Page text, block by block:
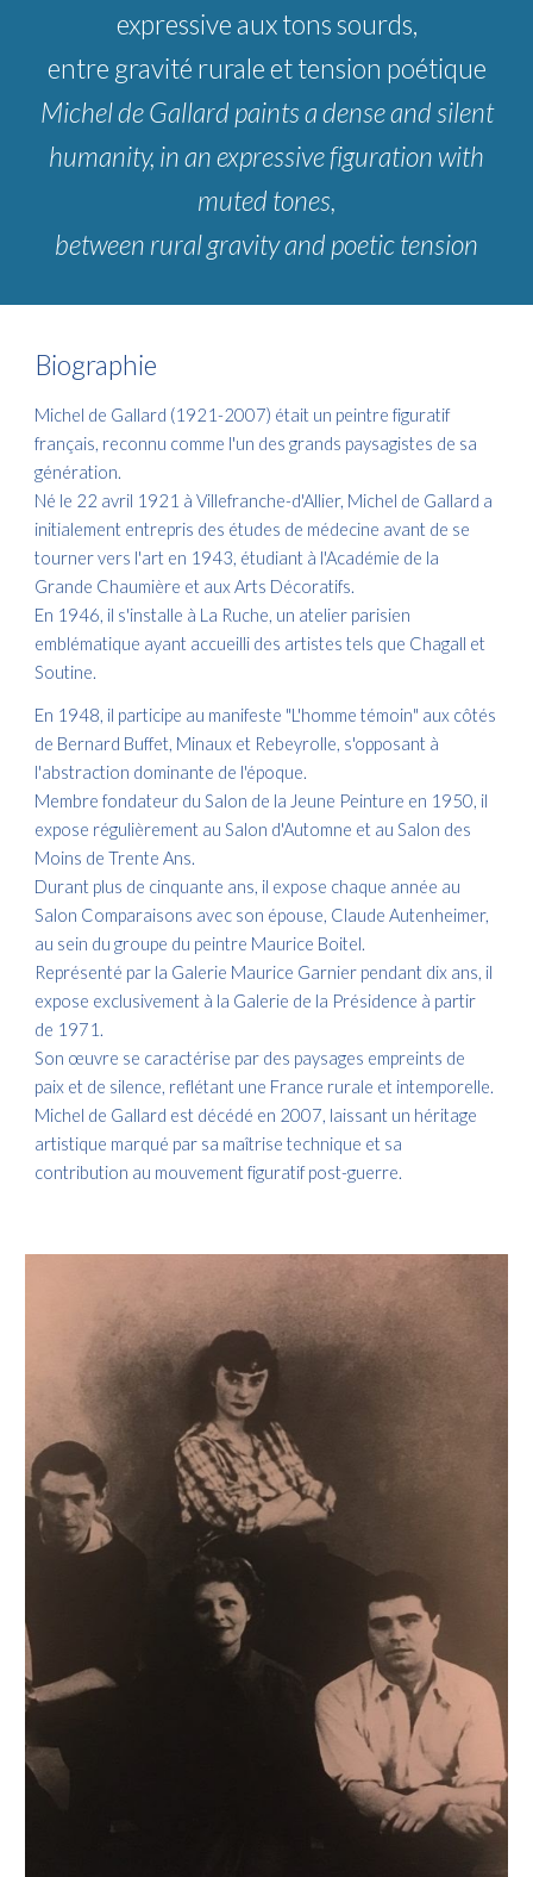
expressive aux tons sourds,
entre gravité rurale et tension poétique
Michel de Gallard paints a dense and silent
humanity, in an expressive figuration with
muted tones,
between rural gravity and poetic tension
Biographie
Michel de Gallard (1921-2007) était un peintre figuratif
français, reconnu comme l'un des grands paysagistes de sa
génération. ​
Né le 22 avril 1921 à Villefranche-d'Allier, Michel de Gallard a
initialement entrepris des études de médecine avant de se
tourner vers l'art en 1943, étudiant à l'Académie de la
Grande Chaumière et aux Arts Décoratifs. ​
En 1946, il s'installe à La Ruche, un atelier parisien
emblématique ayant accueilli des artistes tels que Chagall et
Soutine. ​
En 1948, il participe au manifeste "L'homme témoin" aux côtés
de Bernard Buffet, Minaux et Rebeyrolle, s'opposant à
l'abstraction dominante de l'époque. ​
Membre fondateur du Salon de la Jeune Peinture en 1950, il
expose régulièrement au Salon d'Automne et au Salon des
Moins de Trente Ans. ​
Durant plus de cinquante ans, il expose chaque année au
Salon Comparaisons avec son épouse, Claude Autenheimer,
au sein du groupe du peintre Maurice Boitel. ​
Représenté par la Galerie Maurice Garnier pendant dix ans, il
expose exclusivement à la Galerie de la Présidence à partir
de 1971. ​
Son œuvre se caractérise par des paysages empreints de
paix et de silence, reflétant une France rurale et intemporelle.
Michel de Gallard est décédé en 2007, laissant un héritage
artistique marqué par sa maîtrise technique et sa
contribution au mouvement figuratif post-guerre.​